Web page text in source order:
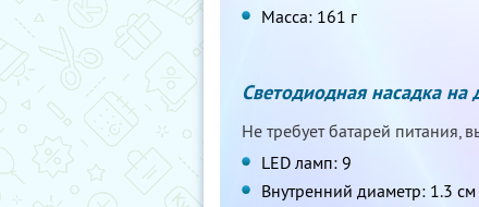
Масса: 161 г
Светодиодная насадка
Не требует батарей питания,
LED ламп: 9
Внутренний диаметр: 1.3 cм